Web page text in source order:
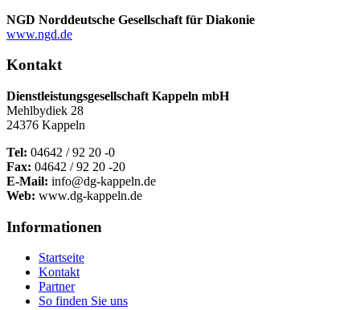
NGD Norddeutsche Gesellschaft für Diakonie
www.ngd.de
Kontakt
Dienstleistungsgesellschaft Kappeln mbH
Mehlbydiek 28
24376 Kappeln
Tel: 04642 / 92 20 -0
Fax: 04642 / 92 20 -20
E-Mail: info@dg-kappeln.de
Web: www.dg-kappeln.de
Informationen
Startseite
Kontakt
Partner
So finden Sie uns